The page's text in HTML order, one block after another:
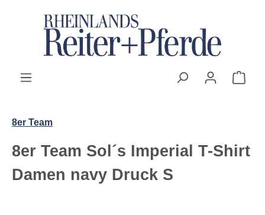
Zum Hauptinhalt springen
8er Team
8er Team Sol´s Imperial T-Shirt
Damen navy Druck S